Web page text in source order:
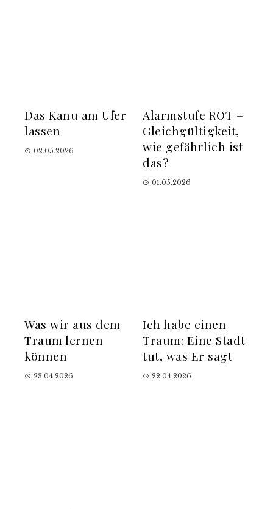
Das Kanu am Ufer
lassen
02.05.2026
Alarmstufe ROT –
Gleichgültigkeit,
wie gefährlich ist
das?
01.05.2026
Was wir aus dem
Traum lernen
können
23.04.2026
Ich habe einen
Traum: Eine Stadt
tut, was Er sagt
22.04.2026